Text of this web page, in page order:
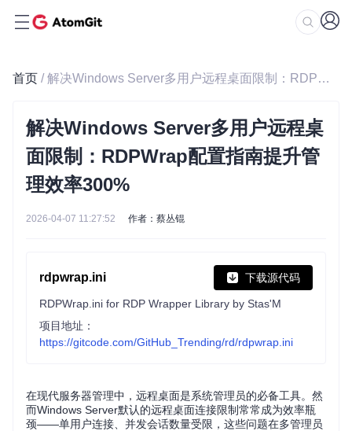
首页 / 解决Windows Server多用户远程桌面限制：RDPWrap配置指南提升管理效率300%
解决Windows Server多用户远程桌
面限制：RDPWrap配置指南提升管
理效率300%
2026-04-07 11:27:52 作者：蔡丛锟
rdpwrap.ini 下载源代码
RDPWrap.ini for RDP Wrapper Library by Stas'M
项目地址：
https://gitcode.com/GitHub_Trending/rd/rdpwrap.ini
在现代服务器管理中，远程桌面是系统管理员的必备工具。然
而Windows Server默认的远程桌面连接限制常常成为效率瓶
颈——单用户连接、并发会话数量受限，这些问题在多管理员